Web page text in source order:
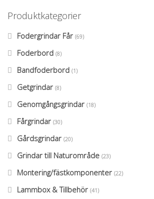
Produktkategorier
Fodergrindar Får (69)
Foderbord (8)
Bandfoderbord (1)
Getgrindar (8)
Genomgångsgrindar (18)
Fårgrindar (30)
Gårdsgrindar (20)
Grindar till Naturområde (23)
Montering/fästkomponenter (22)
Lammbox & Tillbehör (41)